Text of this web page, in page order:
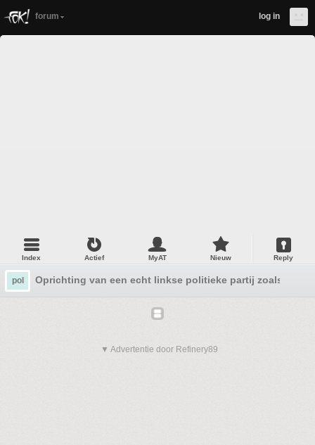
forum log in
Index Actief MyAT Nieuw Reply
pol Oprichting van een echt linkse politieke partij zoals PSP
▼ Advertentie door Refinery89